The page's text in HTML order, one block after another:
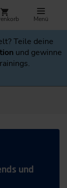
Menü
Teile deine
und gewinne
und